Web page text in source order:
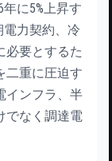
に5%上昇す
電力契約、冷
必要とするた
二重に圧迫す
インフラ、半
でなく調達電